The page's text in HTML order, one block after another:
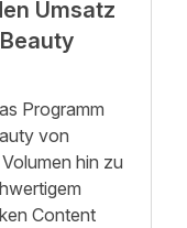
Umsatz
Programm
von
hin zu
Content